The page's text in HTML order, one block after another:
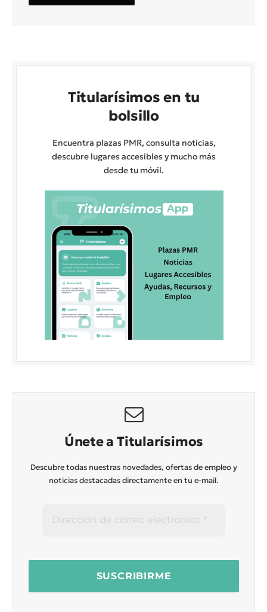
Titularísimos en tu
bolsillo
Encuentra plazas PMR, consulta noticias,
descubre lugares accesibles y mucho más
desde tu móvil.
Únete a Titularísimos
Descubre todas nuestras novedades, ofertas de empleo y
noticias destacadas directamente en tu e-mail.